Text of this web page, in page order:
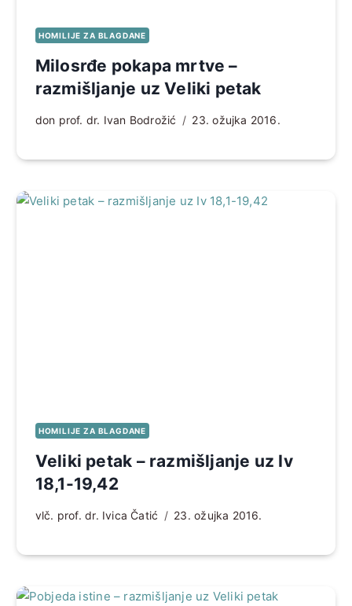
HOMILIJE ZA BLAGDANE
Milosrđe pokapa mrtve –
razmišljanje uz Veliki petak
don prof. dr. Ivan Bodrožić 23. ožujka 2016.
HOMILIJE ZA BLAGDANE
Veliki petak – razmišljanje uz Iv
18,1-19,42
vlč. prof. dr. Ivica Čatić 23. ožujka 2016.